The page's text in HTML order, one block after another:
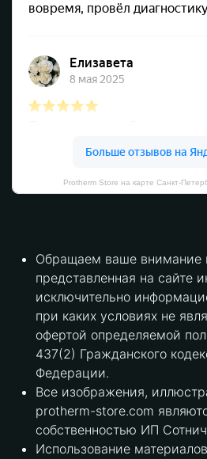
Protherm Store на карте
Обращаем ваше внимание
представленная на сайте
исключительно
при каких условиях не
офертой определяемой
437(2) Гражданского
Федерации.
Все изображения,
protherm-store.com
собственностью ИП
Использование